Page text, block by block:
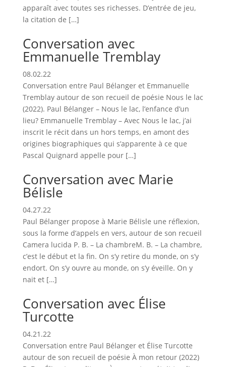
apparaît avec toutes ses richesses. D’entrée de jeu,
la citation de […]
Conversation avec
Emmanuelle Tremblay
08.02.22
Conversation entre Paul Bélanger et Emmanuelle
Tremblay autour de son recueil de poésie Nous le lac
(2022). Paul Bélanger – Nous le lac, l’enfance d’un
lieu? Emmanuelle Tremblay – Avec Nous le lac, j’ai
inscrit le récit dans un hors temps, en amont des
origines biographiques qui s’apparente à ce que
Pascal Quignard appelle pour […]
Conversation avec Marie
Bélisle
04.27.22
Paul Bélanger propose à Marie Bélisle une réflexion,
sous la forme d’appels en vers, autour de son recueil
Camera lucida P. B. – La chambreM. B. – La chambre,
c’est le début et la fin. On s’y retire du monde, on s’y
endort. On s’y ouvre au monde, on s’y éveille. On y
nait et […]
Conversation avec Élise
Turcotte
04.21.22
Conversation entre Paul Bélanger et Élise Turcotte
autour de son recueil de poésie À mon retour (2022)